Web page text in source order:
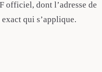
officiel, dont l’adresse de
qui s’applique.